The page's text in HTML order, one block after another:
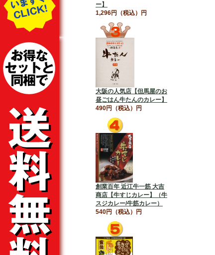
ー】
1,296円（税込）円
大阪の人気店【但馬屋のお
昼ごはん牛たんのカレー】
490円（税込）円
創業百年 近江牛一筋 大吉
商店【牛すじカレー】（牛
スジカレー/牛筋カレー）
540円（税込）円